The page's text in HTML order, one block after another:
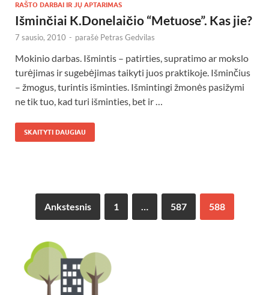
RAŠTO DARBAI IR JŲ APTARIMAS
Išminčiai K.Donelaičio “Metuose”. Kas jie?
7 sausio, 2010 - parašė Petras Gedvilas
Mokinio darbas. Išmintis – patirties, supratimo ar mokslo
turėjimas ir sugebėjimas taikyti juos praktikoje. Išminčius
– žmogus, turintis išminties. Išmintingi žmonės pasižymi
ne tik tuo, kad turi išminties, bet ir …
SKAITYTI DAUGIAU
Ankstesnis 1 … 587 588